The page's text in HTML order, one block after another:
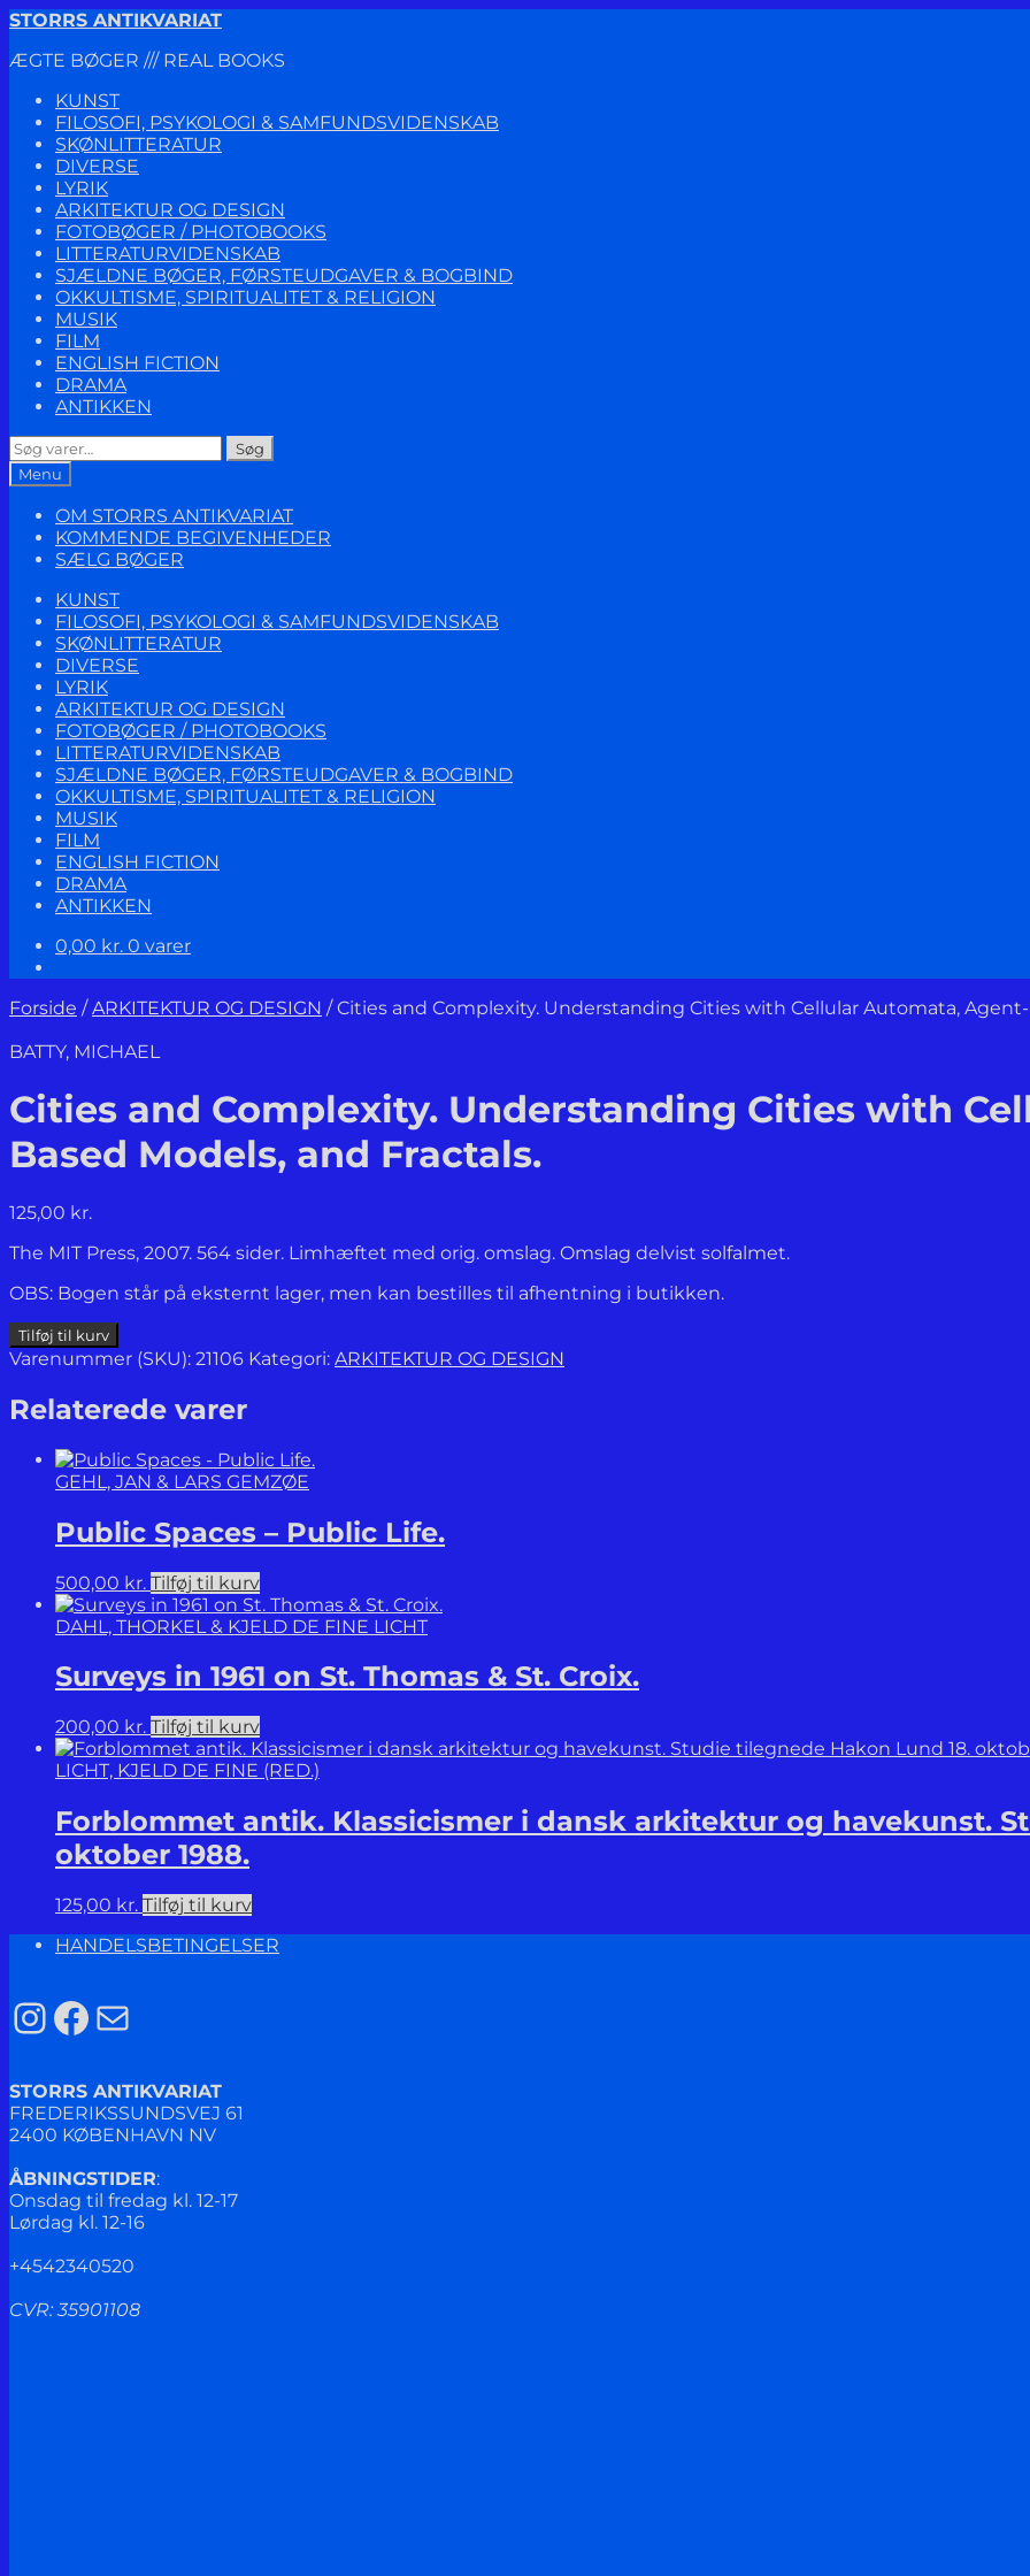
Spring
navigation
Spring
indhold
STORRS ANTIKVARIAT
ÆGTE BØGER /// REAL BOOKS
KUNST
FILOSOFI, PSYKOLOGI & SAMFUNDSVIDENSKAB
SKØNLITTERATUR
DIVERSE
LYRIK
ARKITEKTUR OG DESIGN
FOTOBØGER / PHOTOBOOKS
LITTERATURVIDENSKAB
SJÆLDNE BØGER, FØRSTEUDGAVER & BOGBIND
OKKULTISME, SPIRITUALITET & RELIGION
MUSIK
FILM
ENGLISH FICTION
DRAMA
ANTIKKEN
Søg
efter:
Søg
Menu
OM STORRS ANTIKVARIAT
KOMMENDE BEGIVENHEDER
SÆLG BØGER
KUNST
FILOSOFI, PSYKOLOGI & SAMFUNDSVIDENSKAB
SKØNLITTERATUR
DIVERSE
LYRIK
ARKITEKTUR OG DESIGN
FOTOBØGER / PHOTOBOOKS
LITTERATURVIDENSKAB
SJÆLDNE BØGER, FØRSTEUDGAVER & BOGBIND
OKKULTISME, SPIRITUALITET & RELIGION
MUSIK
FILM
ENGLISH FICTION
DRAMA
ANTIKKEN
0,00 kr. 0 varer
Forside /ARKITEKTUR OG DESIGN /Cities and Complexity. Understanding Cities with Cellular Automata, Agent-
BATTY, MICHAEL
Cities and Complexity. Understanding Cities with
Based Models, and Fractals.
125,00 kr.
The MIT Press, 2007. 564 sider. Limhæftet med orig. omslag. Omslag delvist solfalmet.
OBS: Bogen står på eksternt lager, men kan bestilles til afhentning i butikken.
Cities
and
Understanding
Cities
Cellular
Automata,
Based
Models,
Fractals.
Tilføj til kurv
Varenummer (SKU): 21106 Kategori: ARKITEKTUR OG DESIGN
Relaterede varer
GEHL, JAN & LARS GEMZØE
Public Spaces – Public Life.
500,00 kr. Tilføj til kurv
DAHL, THORKEL & KJELD DE FINE LICHT
Surveys in 1961 on St. Thomas & St. Croix.
200,00 kr. Tilføj til kurv
LICHT, KJELD DE FINE (RED.)
Forblommet antik. Klassicismer i dansk arkitektur og havekunst.
oktober 1988.
125,00 kr. Tilføj til kurv
HANDELSBETINGELSER
Instagram
Facebook
Mail
STORRS ANTIKVARIAT
FREDERIKSSUNDSVEJ 61
2400 KØBENHAVN NV
ÅBNINGSTIDER:
Onsdag til fredag kl. 12-17
Lørdag kl. 12-16
+4542340520
CVR: 35901108